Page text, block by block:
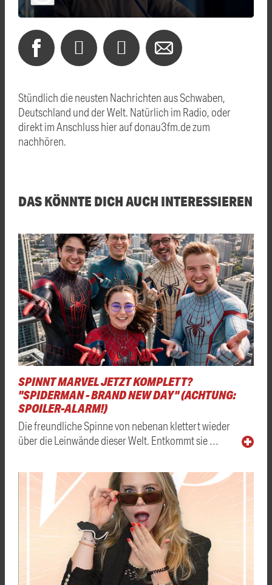
Stündlich die neusten Nachrichten aus Schwaben,
Deutschland und der Welt. Natürlich im Radio, oder
direkt im Anschluss hier auf donau3fm.de zum
nachhören.
DAS KÖNNTE DICH AUCH INTERESSIEREN
SPINNT MARVEL JETZT KOMPLETT?
"SPIDERMAN - BRAND NEW DAY" (ACHTUNG:
SPOILER-ALARM!)
Die freundliche Spinne von nebenan klettert wieder
über die Leinwände dieser Welt. Entkommt sie …